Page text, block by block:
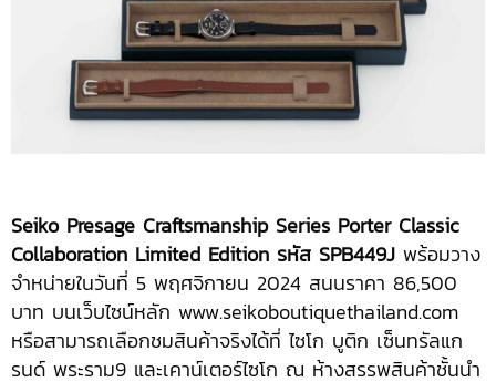
Seiko Presage Craftsmanship Series Porter Classic
Collaboration Limited Edition รหัส SPB449J พร้อมวาง
จำหน่ายในวันที่ 5 พฤศจิกายน 2024 สนนราคา 86,500
บาท บนเว็บไซน์หลัก www.seikoboutiquethailand.com
หรือสามารถเลือกชมสินค้าจริงได้ที่ ไซโก บูติก เซ็นทรัลแก
รนด์ พระราม9 และเคาน์เตอร์ไซโก ณ ห้างสรรพสินค้าชั้นนำ